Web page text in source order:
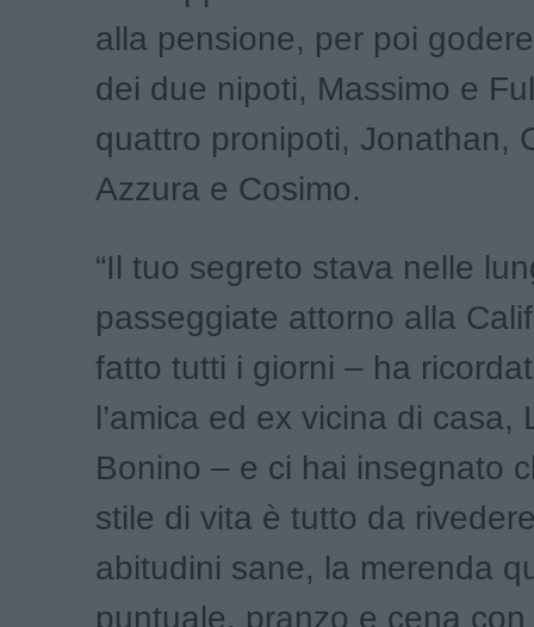
alla pensione, per poi
dei due nipoti, Massimo e
quattro pronipoti, Jonathan,
Azzura e Cosimo.
“Il tuo segreto stava nelle
passeggiate attorno alla
fatto tutti i giorni – ha
l’amica ed ex vicina di casa,
Bonino – e ci hai insegnato
stile di vita è tutto da
abitudini sane, la merenda
puntuale, pranzo e cena